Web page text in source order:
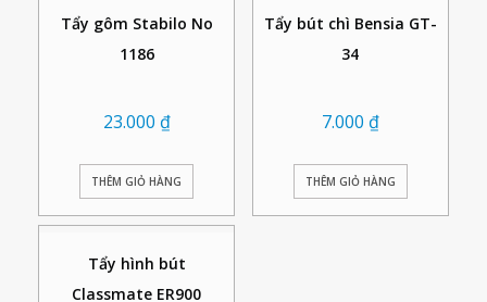
Tẩy gôm Stabilo No
1186
23.000 ₫
THÊM GIỎ HÀNG
Tẩy bút chì Bensia GT-
34
7.000 ₫
THÊM GIỎ HÀNG
Tẩy hình bút
Classmate ER900